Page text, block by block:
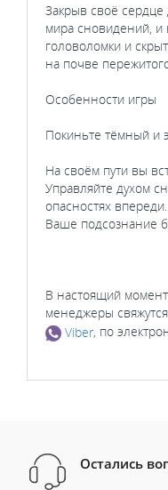
Закрыв своё
мира сновидений,
головоломки и
на почве
Особенности игры
Покиньте тёмный и
На своём пути вы
Управляйте духом
опасностях впереди.
Ваше подсознание
В настоящий
менеджеры
Viber, по
Остались